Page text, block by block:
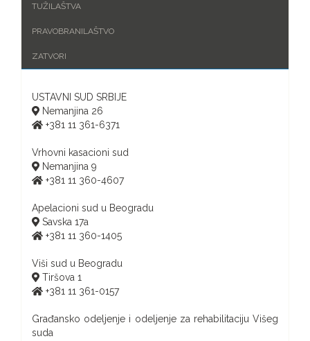
TUŽILAŠTVA
PRAVOBRANILAŠTVO
ZATVORI
USTAVNI SUD SRBIJE
Nemanjina 26
+381 11 361-6371
Vrhovni kasacioni sud
Nemanjina 9
+381 11 360-4607
Apelacioni sud u Beogradu
Savska 17a
+381 11 360-1405
Viši sud u Beogradu
Tiršova 1
+381 11 361-0157
Građansko odeljenje i odeljenje za rehabilitaciju Višeg
suda